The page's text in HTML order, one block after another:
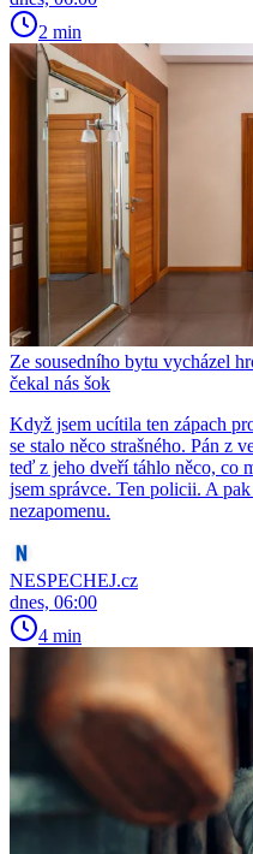
2 min
Ze sousedního bytu vycházel
čekal nás šok
Když jsem ucítila ten zápach
se stalo něco strašného. Pán z
teď z jeho dveří táhlo něco, co
jsem správce. Ten policii. A
nezapomenu.
NESPECHEJ.cz
dnes, 06:00
4 min